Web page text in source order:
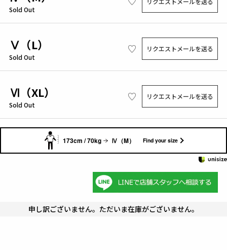
Sold Out
Ⅴ（L）
Sold Out
リクエストメールを送る
Ⅵ（XL）
Sold Out
リクエストメールを送る
173cm / 70kg Ⅳ（M） Find your size
申し訳ございません。ただいま在庫がございません。